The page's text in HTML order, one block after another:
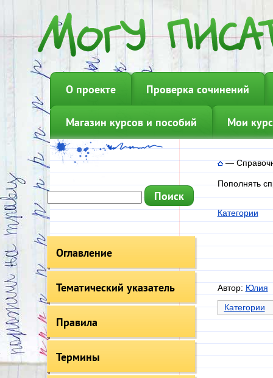
О проекте Проверка сочинений
Магазин курсов и пособий Мои
Оглавление
Тематический указатель
Правила
Термины
—
Пополнять
Категории
Автор: Юлия
Категории